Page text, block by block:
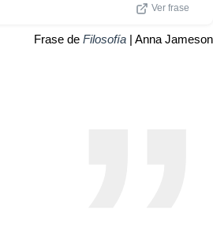
Ver frase
Frase de Filosofía | Anna Jameson